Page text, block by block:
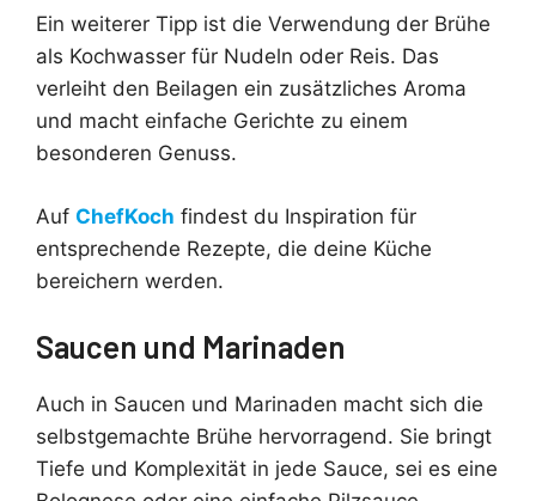
Ein weiterer Tipp ist die Verwendung der Brühe
als Kochwasser für Nudeln oder Reis. Das
verleiht den Beilagen ein zusätzliches Aroma
und macht einfache Gerichte zu einem
besonderen Genuss.
Auf ChefKoch findest du Inspiration für
entsprechende Rezepte, die deine Küche
bereichern werden.
Saucen und Marinaden
Auch in Saucen und Marinaden macht sich die
selbstgemachte Brühe hervorragend. Sie bringt
Tiefe und Komplexität in jede Sauce, sei es eine